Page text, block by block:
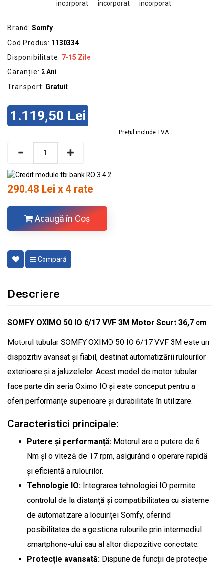
Brand: Somfy
Cod Produs: 1130334
Disponibilitate: 7-15 Zile
Garanție: 2 Ani
Transport: Gratuit
1.119,50 Lei
Prețul include TVA
290.48 Lei x 4 rate
Adaugă în Coş
Compară
Descriere
SOMFY OXIMO 50 IO 6/17 VVF 3M Motor Scurt 36,7 cm
Motorul tubular SOMFY OXIMO 50 IO 6/17 VVF 3M este un
dispozitiv avansat și fiabil, destinat automatizării rulourilor
exterioare și a jaluzelelor. Acest model de motor tubular
face parte din seria Oximo IO și este conceput pentru a
oferi performanțe superioare și durabilitate în utilizare.
Caracteristici principale:
Putere și performanță: Motorul are o putere de 6
Nm și o viteză de 17 rpm, asigurând o operare rapidă
și eficientă a rulourilor.
Tehnologie IO: Integrarea tehnologiei IO permite
controlul de la distanță și compatibilitatea cu sisteme
de automatizare a locuinței Somfy, oferind
posibilitatea de a gestiona rulourile prin intermediul
smartphone-ului sau al altor dispozitive conectate.
Protecție avansată: Dispune de funcții de protecție